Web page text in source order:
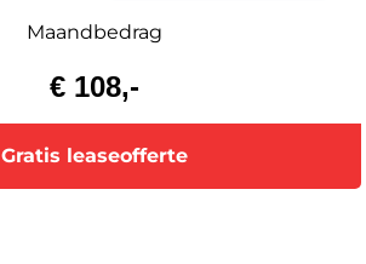
Maandbedrag
€ 108,-
Gratis leaseofferte